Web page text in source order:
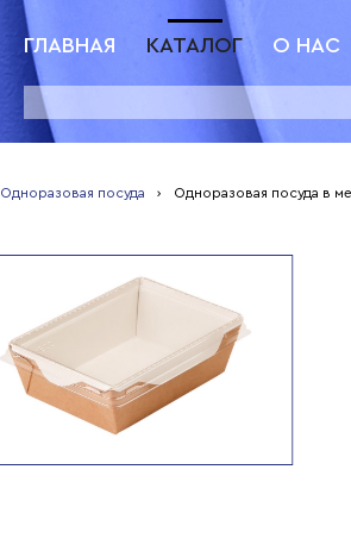
ГЛАВНАЯ КАТАЛОГ О НАС
Одноразовая посуда › Одноразовая посуда в